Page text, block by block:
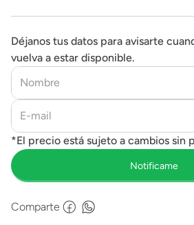
Déjanos tus datos para avisarte
vuelva a estar disponible.
Comparte